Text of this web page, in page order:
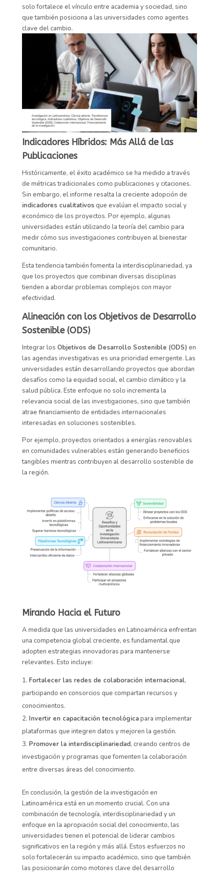
solo fortalece el vínculo entre academia y sociedad, sino
que también posiciona a las universidades como agentes
clave del cambio.
Indicadores Híbridos: Más Allá de las
Publicaciones
Históricamente, el éxito académico se ha medido a través
de métricas tradicionales como publicaciones y citaciones.
Sin embargo, el informe resalta la creciente adopción de
indicadores cualitativosque evalúan el impacto social y
económico de los proyectos. Por ejemplo, algunas
universidades están utilizando la teoría del cambio para
medir cómo sus investigaciones contribuyen al bienestar
comunitario.
Esta tendencia también fomenta la interdisciplinariedad, ya
que los proyectos que combinan diversas disciplinas
tienden a abordar problemas complejos con mayor
efectividad.
Alineación con los Objetivos de Desarrollo
Sostenible (ODS)
Integrar los Objetivos de Desarrollo Sostenible (ODS) en
las agendas investigativas es una prioridad emergente. Las
universidades están desarrollando proyectos que abordan
desafíos como la equidad social, el cambio climático y la
salud pública. Este enfoque no solo incrementa la
relevancia social de las investigaciones, sino que también
atrae financiamiento de entidades internacionales
interesadas en soluciones sostenibles.
Por ejemplo, proyectos orientados a energías renovables
en comunidades vulnerables están generando beneficios
tangibles mientras contribuyen al desarrollo sostenible de
la región.
Mirando Hacia el Futuro
A medida que las universidades en Latinoamérica enfrentan
una competencia global creciente, es fundamental que
adopten estrategias innovadoras para mantenerse
relevantes. Esto incluye:
Fortalecer las redes de colaboración internacional,
participando en consorcios que compartan recursos y
conocimientos.
Invertir en capacitación tecnológicapara implementar
plataformas que integren datos y mejoren la gestión.
Promover la interdisciplinariedad, creando centros de
investigación y programas que fomenten la colaboración
entre diversas áreas del conocimiento.
En conclusión, la gestión de la investigación en
Latinoamérica está en un momento crucial. Con una
combinación de tecnología, interdisciplinariedad y un
enfoque en la apropiación social del conocimiento, las
universidades tienen el potencial de liderar cambios
significativos en la región y más allá. Estos esfuerzos no
solo fortalecerán su impacto académico, sino que también
las posicionarán como motores clave del desarrollo